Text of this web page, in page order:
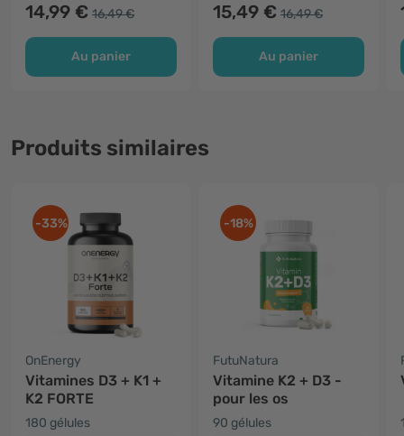
14,99 € 16,49 €
Au panier
15,49 € 16,49 €
Au panier
Produits similaires
-33%
OnEnergy
Vitamines D3 + K1 +
K2 FORTE
180 gélules
-18%
FutuNatura
Vitamine K2 + D3 -
pour les os
90 gélules